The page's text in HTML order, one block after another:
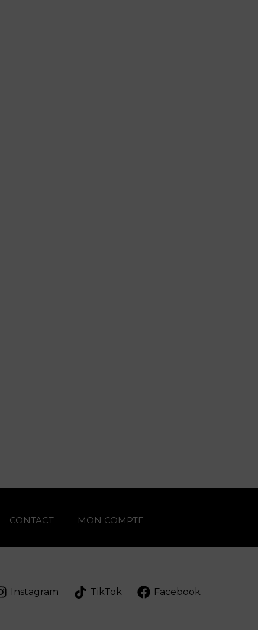
CONTACT MON COMPTE
Instagram TikTok Facebook